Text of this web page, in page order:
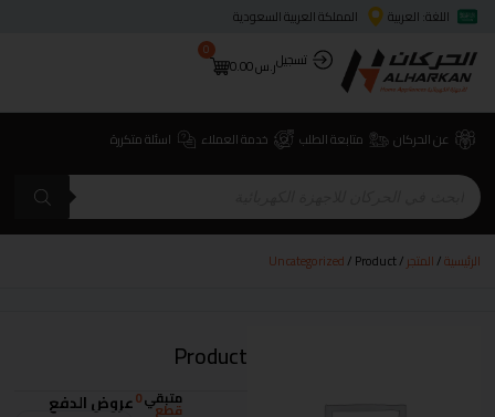
اللغة: العربية
المملكة العربية السعودية
تسجيلر.س0.00
0
عن الحركان متابعة الطلب خدمة العملاء اسئلة متكررة
الرئيسية/المتجر/
Uncategorized/ Product
Product
متبقي0
قطع عروض الدفع